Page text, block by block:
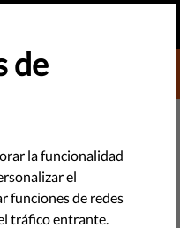
ONG vigilará
de
la funcionalidad
el
funciones de redes
tráfico entrante.